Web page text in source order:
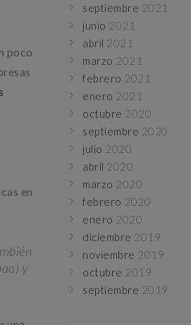
poco
en
y
septiembre 2021
junio 2021
abril 2021
marzo 2021
febrero 2021
enero 2021
octubre 2020
septiembre 2020
julio 2020
abril 2020
marzo 2020
febrero 2020
enero 2020
diciembre 2019
noviembre 2019
octubre 2019
septiembre 2019